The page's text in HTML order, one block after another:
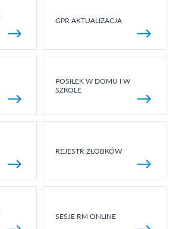
GPR AKTUALIZACJA
POSIŁEK W DOMU I W
SZKOLE
REJESTR ŻŁOBKÓW
SESJE RM ONLINE